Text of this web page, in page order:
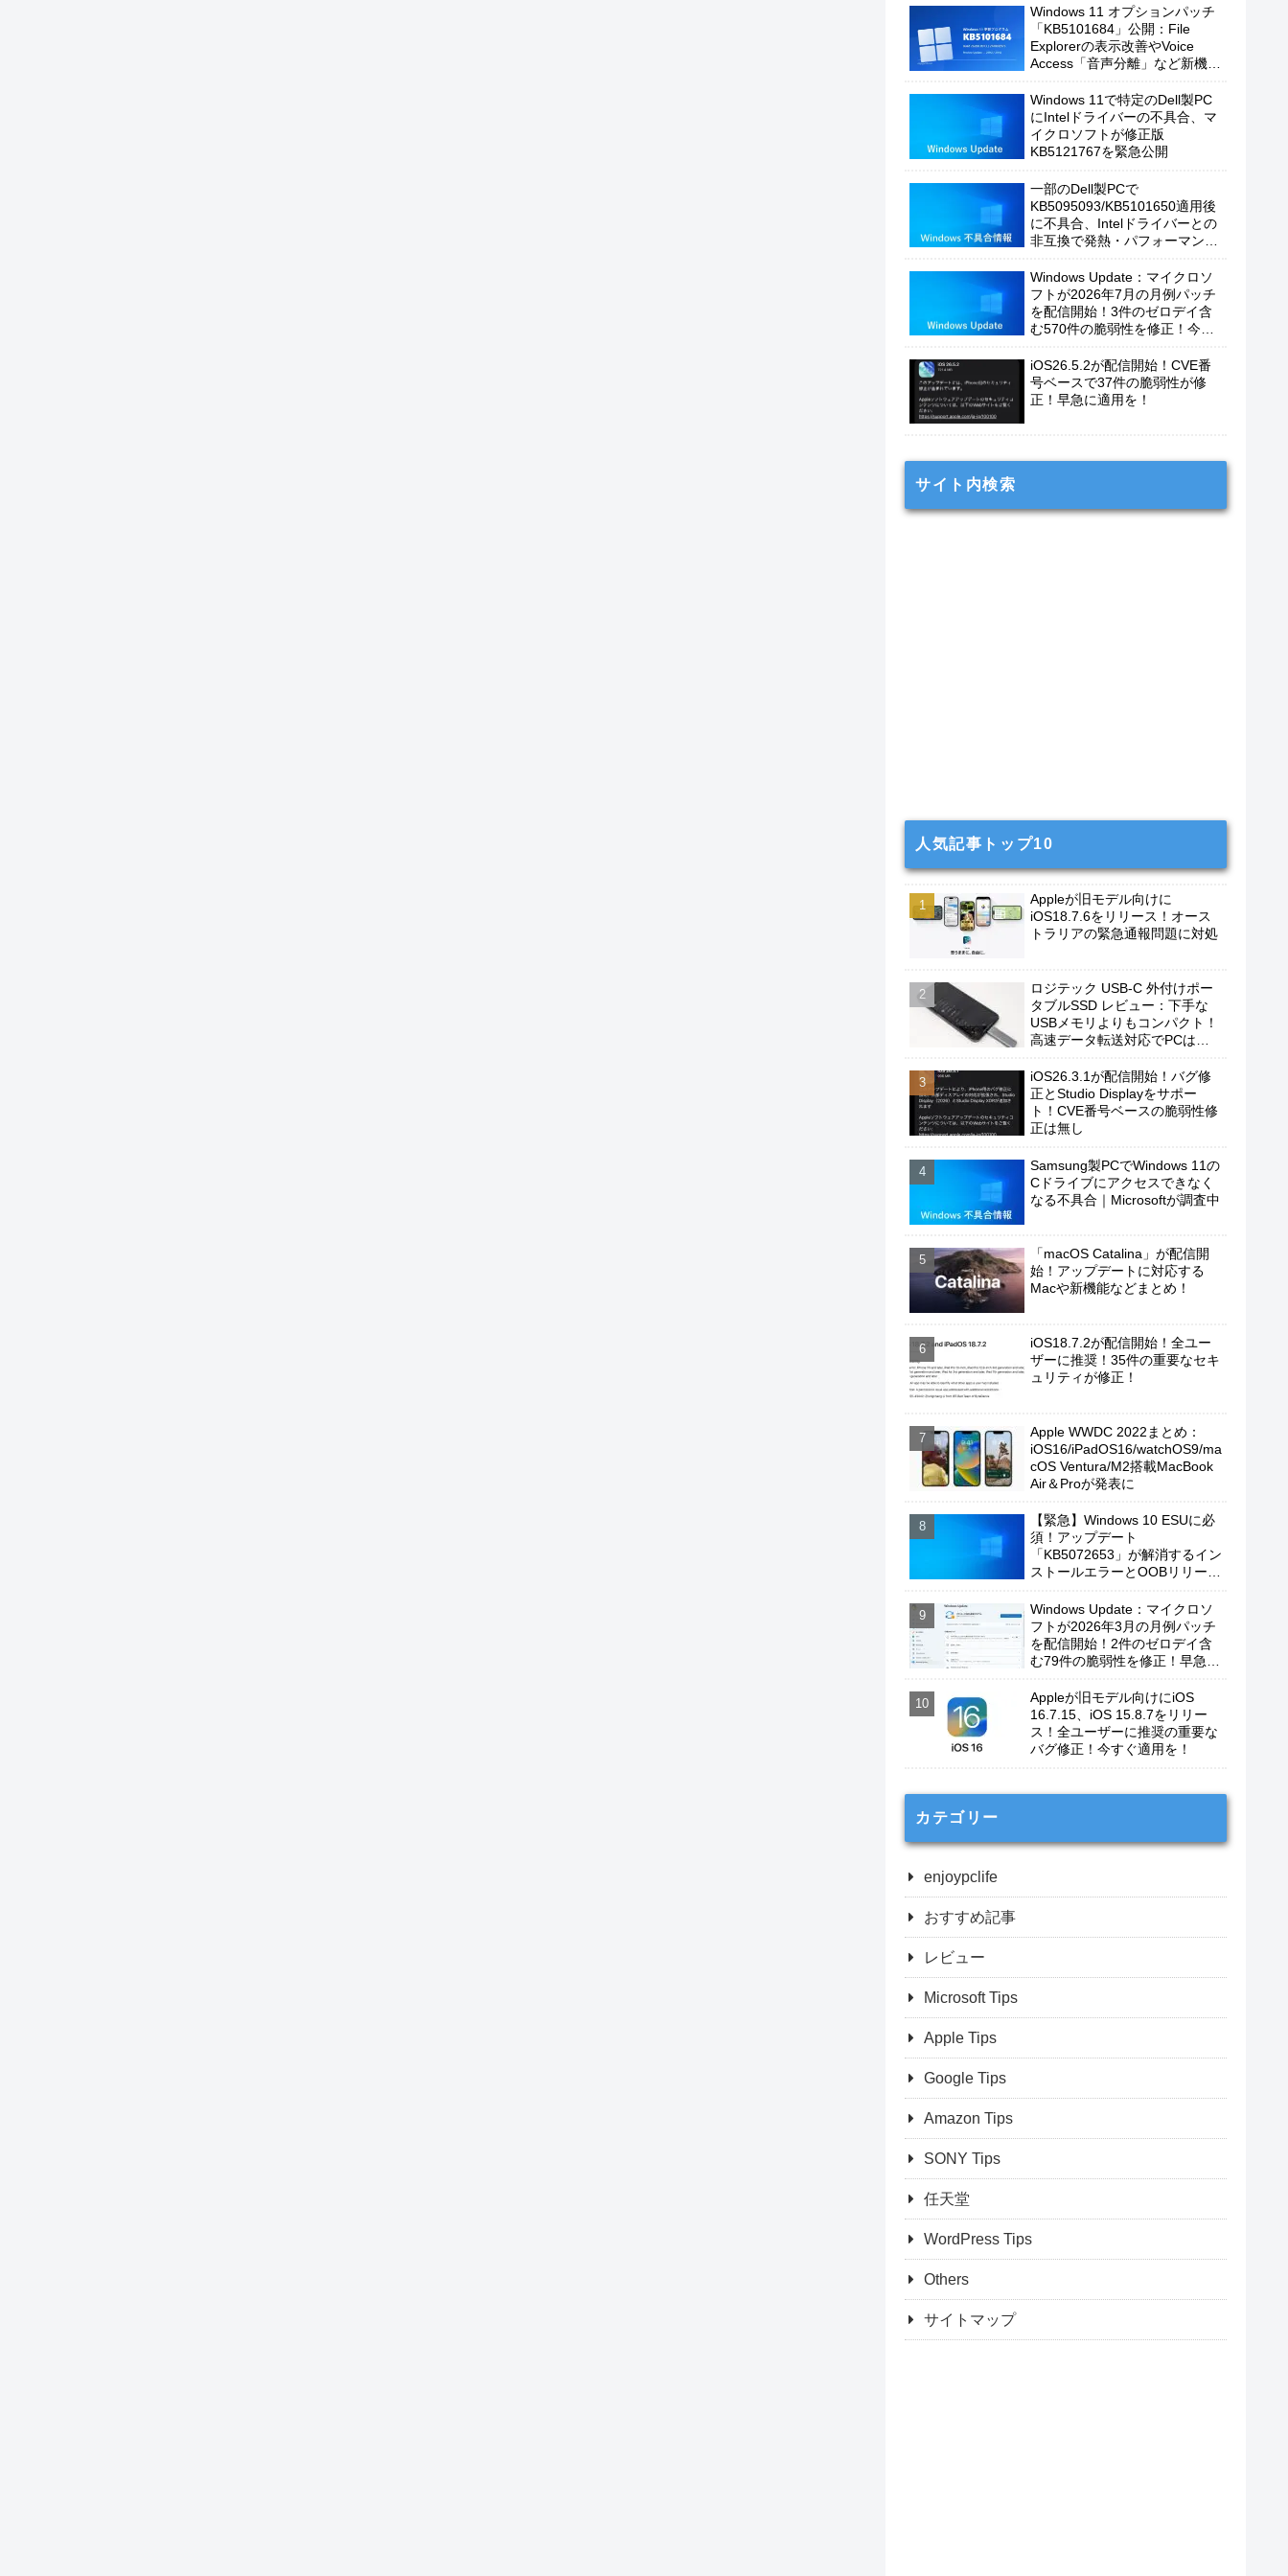
Windows 11 オプションパッチ
「KB5101684」公開：File
Explorerの表示改善やVoice
Access「音声分離」など新機能
Windows 11で特定のDell製PC
にIntelドライバーの不具合、マ
イクロソフトが修正版
KB5121767を緊急公開
一部のDell製PCで
KB5095093/KB5101650適用後
に不具合、Intelドライバーとの
非互換で発熱・パフォーマンス
Windows Update：マイクロソ
フトが2026年7月の月例パッチ
を配信開始！3件のゼロデイ含
む570件の脆弱性を修正！今す
iOS26.5.2が配信開始！CVE番
号ベースで37件の脆弱性が修
正！早急に適用を！
サイト内検索
人気記事トップ10
Appleが旧モデル向けに
iOS18.7.6をリリース！オース
トラリアの緊急通報問題に対処
ロジテック USB-C 外付けポー
タブルSSD レビュー：下手な
USBメモリよりもコンパクト！
高速データ転送対応でPCは勿
もおすすめ！
iOS26.3.1が配信開始！バグ修
正とStudio Displayをサポー
ト！CVE番号ベースの脆弱性修
正は無し
Samsung製PCでWindows 11の
Cドライブにアクセスできなく
なる不具合｜Microsoftが調査中
「macOS Catalina」が配信開
始！アップデートに対応する
Macや新機能などまとめ！
iOS18.7.2が配信開始！全ユー
ザーに推奨！35件の重要なセキ
ュリティが修正！
Apple WWDC 2022まとめ：
iOS16/iPadOS16/watchOS9/ma
cOS Ventura/M2搭載MacBook
Air＆Proが発表に
【緊急】Windows 10 ESUに必
須！アップデート
「KB5072653」が解消するイン
ストールエラーとOOBリリース
Windows Update：マイクロソ
フトが2026年3月の月例パッチ
を配信開始！2件のゼロデイ含
む79件の脆弱性を修正！早急に
Appleが旧モデル向けにiOS
16.7.15、iOS 15.8.7をリリー
ス！全ユーザーに推奨の重要な
バグ修正！今すぐ適用を！
カテゴリー
enjoypclife
おすすめ記事
レビュー
Microsoft Tips
Apple Tips
Google Tips
Amazon Tips
SONY Tips
任天堂
WordPress Tips
Others
サイトマップ